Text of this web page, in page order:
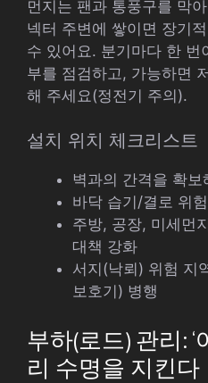
먼지는 팬과 통풍구를 막
넥터 주변에 쌓이면 장기
수 있어요. 분기마다 한 번
부를 점검하고, 가능하면
해 주세요(정전기 주의).
설치 위치 체크리스트
벽과의 간격을 확
바닥 습기/결로 위
주방, 공장, 미세먼
대책 강화
서지(낙뢰) 위험 지
보호기) 병행
부하(로드) 관리: ‘
리 수명을 지킨다